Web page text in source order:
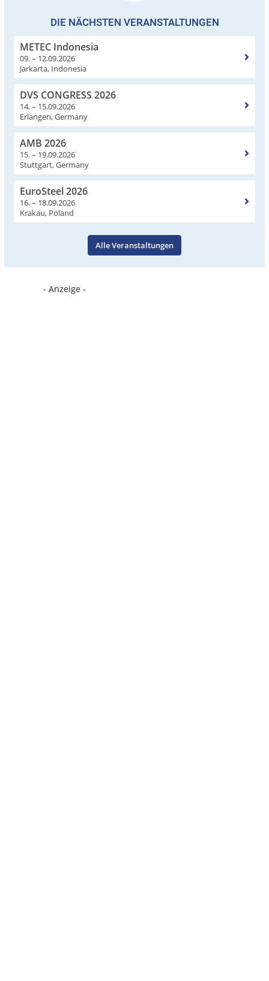
DIE NÄCHSTEN VERANSTALTUNGEN
METEC Indonesia
09. – 12.09.2026
Jarkarta, Indonesia
DVS CONGRESS 2026
14. – 15.09.2026
Erlangen, Germany
AMB 2026
15. – 19.09.2026
Stuttgart, Germany
EuroSteel 2026
16. – 18.09.2026
Krakau, Poland
Alle Veranstaltungen
- Anzeige -